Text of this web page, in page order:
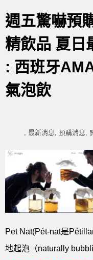
週五驚嚇預
精飲品 夏日
: 西班牙
氣泡飲
最新消息 預購消息
Pet Nat(Pét-nat是
地起泡（naturally